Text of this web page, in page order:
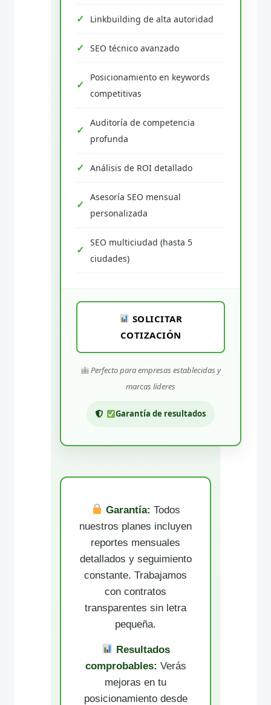
Linkbuilding de alta autoridad
SEO técnico avanzado
Posicionamiento en keywords
competitivas
Auditoría de competencia
profunda
Análisis de ROI detallado
Asesoría SEO mensual
personalizada
SEO multiciudad (hasta 5
ciudades)
SOLICITAR
COTIZACIÓN
Perfecto para empresas establecidas y
marcas líderes
Garantía de resultados
Garantía: Todos
nuestros planes incluyen
reportes mensuales
detallados y seguimiento
constante. Trabajamos
con contratos
transparentes sin letra
pequeña.
Resultados
comprobables: Verás
mejoras en tu
posicionamiento desde